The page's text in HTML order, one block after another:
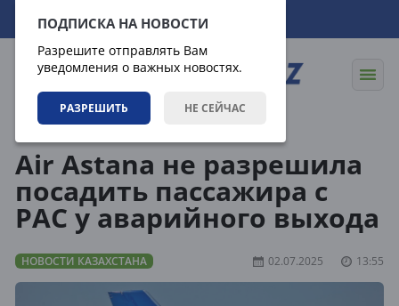
ПОДПИСКА НА НОВОСТИ
Разрешите отправлять Вам
уведомления о важных новостях.
РАЗРЕШИТЬ НЕ СЕЙЧАС
08.08.2026 06:03:39
Air Astana не разрешила
посадить пассажира с
РАС у аварийного выхода
НОВОСТИ КАЗАХСТАНА 02.07.2025 13:55